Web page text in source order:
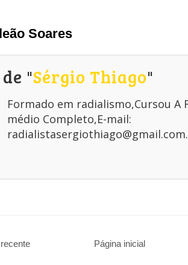
Soares
"Sérgio Thiago"
Formado em radialismo,Cursou A
médio Completo,E-mail:
radialistasergiothiago@gmail.com.
Página inicial